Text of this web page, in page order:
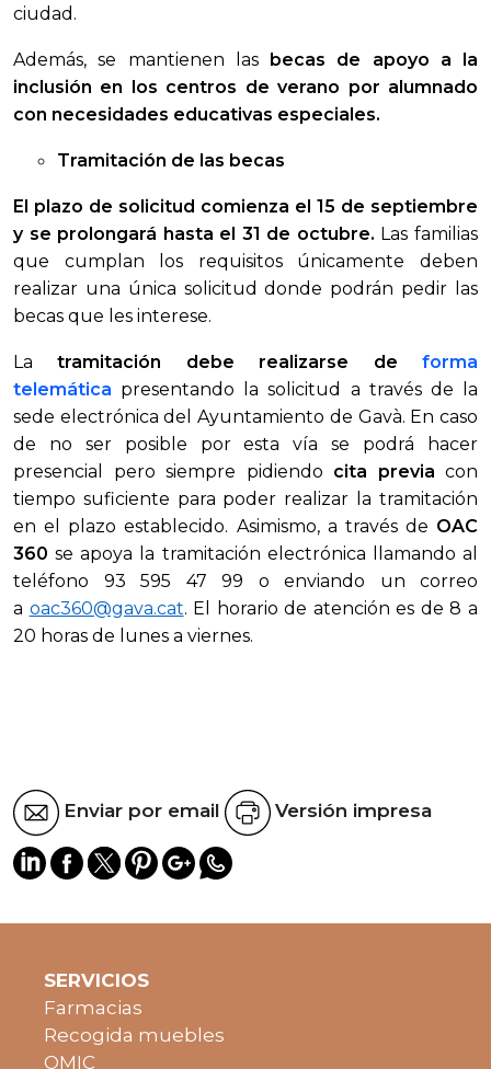
ciudad.
Además, se mantienen las becas de apoyo a la
inclusión en los centros de verano por alumnado
con necesidades educativas especiales.
Tramitación de las becas
El plazo de solicitud comienza el 15 de septiembre
y se prolongará hasta el 31 de octubre. Las familias
que cumplan los requisitos únicamente deben
realizar una única solicitud donde podrán pedir las
becas que les interese.
Latramitación debe realizarse deforma
telemática presentando la solicitud a través de la
sede electrónica del Ayuntamiento de Gavà. En caso
de no ser posible por esta vía se podrá hacer
presencial pero siempre pidiendo cita previa con
tiempo suficiente para poder realizar la tramitación
en el plazo establecido. Asimismo, a través de OAC
360 se apoya la tramitación electrónica llamando al
teléfono 93 595 47 99 o enviando un correo
a oac360@gava.cat. El horario de atención es de 8 a
20 horas de lunes a viernes.
Enviar por email Versión impresa
SERVICIOS
Farmacias
Recogida muebles
OMIC